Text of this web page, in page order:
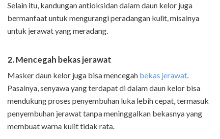
Selain itu, kandungan antioksidan dalam daun kelor juga
bermanfaat untuk mengurangi peradangan kulit, misalnya
untuk jerawat yang meradang.
2. Mencegah bekas jerawat
Masker daun kelor juga bisa mencegah bekas jerawat.
Pasalnya, senyawa yang terdapat di dalam daun kelor bisa
mendukung proses penyembuhan luka lebih cepat, termasuk
penyembuhan jerawat tanpa meninggalkan bekasnya yang
membuat warna kulit tidak rata.